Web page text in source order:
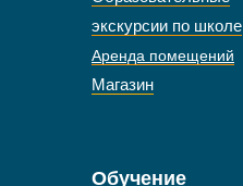
Обучение
экскурсии по школе
Аренда помещений
Магазин